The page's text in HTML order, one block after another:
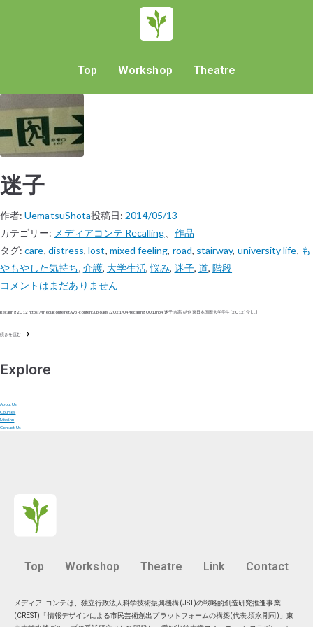
Top Workshop Theatre
迷子
作者:UematsuShota投稿日: 2014/05/13
カテゴリー: メディアコンテ Recalling
作品
タグ:care, distress,lost, mixed feeling, road, stairway, university life, も
やもやした気持ち, 介護, 大学生活,悩み, 迷子, 道, 階段
コメントはまだありません
Recalling 2012 https://mediaconte.net/wp-content/uploads/2021/04/recalling_001.mp4 迷子 吉高 結也 東日本国際大学学生 (2012) 介 […]
続きを読む
Explore
About Us
Courses
Mission
Contact Us
Top Workshop Theatre Link Contact
メディア･コンテは、独立行政法人科学技術振興機構(JST)の戦略的創造研究推進事業
(CREST)「情報デザインによる市民芸術創出プラットフォームの構築(代表:須永剛司)」東